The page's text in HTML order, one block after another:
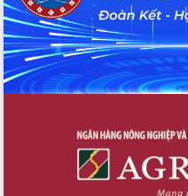
Đắk Lắk tập trung toàn lực khắc phục
tồn tại IUU, sẵn sàng làm việc với
Đoàn thanh tra EC
Chủ tịch UBND tỉnh Tạ Anh Tuấn thăm,
chúc mừng các bệnh viện nhân Ngày
Rộn ràng lễ hội truyền thống Sông
nước Đà Nông lần thứ I năm 2026
Kỳ họp Chuyên đề lần thứ Năm, HĐND
tỉnh Đắk Lắk thông qua các nghị quyết